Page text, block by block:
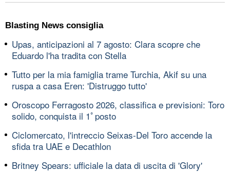
Blasting News consiglia
Upas, anticipazioni al 7 agosto: Clara scopre che
Eduardo l'ha tradita con Stella
Tutto per la mia famiglia trame Turchia, Akif su una
ruspa a casa Eren: 'Distruggo tutto'
Oroscopo Ferragosto 2026, classifica e previsioni: Toro
solido, conquista il 1ﾟposto
Ciclomercato, l'intreccio Seixas-Del Toro accende la
sfida tra UAE e Decathlon
Britney Spears: ufficiale la data di uscita di 'Glory'